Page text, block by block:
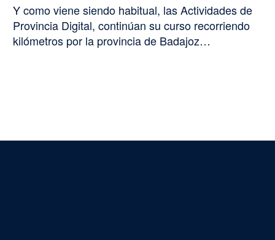
Y como viene siendo habitual, las Actividades de
Provincia Digital, continúan su curso recorriendo
kilómetros por la provincia de Badajoz…